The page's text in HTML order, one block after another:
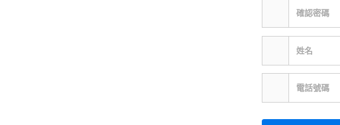
確認密碼
姓名
電話號碼